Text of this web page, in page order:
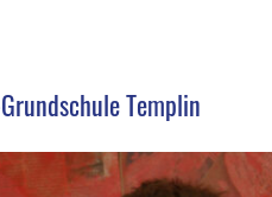
Templin